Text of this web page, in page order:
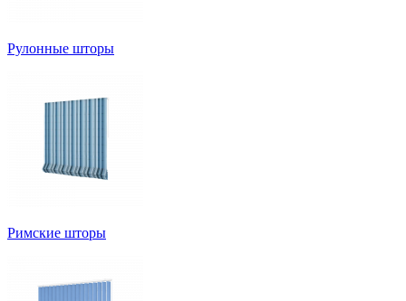
Рулонные шторы
Римские шторы